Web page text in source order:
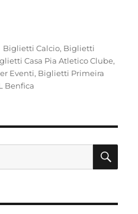
Categories
Biglietti Calcio, Biglietti
Casa Pia Atletico Clube,
Eventi, Biglietti Primeira
Benfica